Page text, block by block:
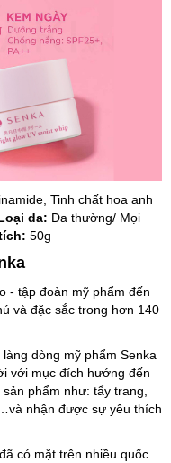
Tinh chất hoa anh
da: Da thường/ Mọi
50g
- tập đoàn mỹ phẩm đến
và đặc sắc trong hơn 140
dòng mỹ phẩm Senka
với mục đích hướng đến
phẩm như: tẩy trang,
nhận được sự yêu thích
có mặt trên nhiều quốc